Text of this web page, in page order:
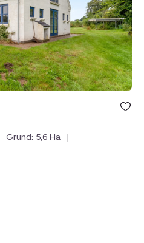
Grund: 5,6 Ha
|